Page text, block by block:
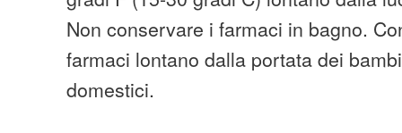
Non conservare i farmaci in bagno.
farmaci lontano dalla portata dei
domestici.